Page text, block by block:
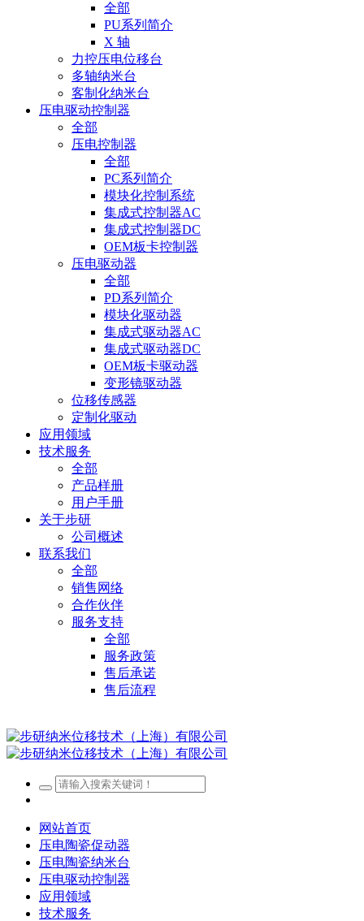
全部
PU系列简介
X 轴
力控压电位移台
多轴纳米台
客制化纳米台
压电驱动控制器
全部
压电控制器
全部
PC系列简介
模块化控制系统
集成式控制器AC
集成式控制器DC
OEM板卡控制器
压电驱动器
全部
PD系列简介
模块化驱动器
集成式驱动器AC
集成式驱动器DC
OEM板卡驱动器
变形镜驱动器
位移传感器
定制化驱动
应用领域
技术服务
全部
产品样册
用户手册
关于步研
公司概述
联系我们
全部
销售网络
合作伙伴
服务支持
全部
服务政策
售后承诺
售后流程
网站首页
压电陶瓷促动器
压电陶瓷纳米台
压电驱动控制器
应用领域
技术服务